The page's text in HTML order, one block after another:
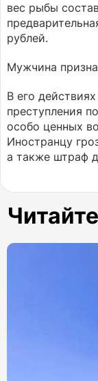
вес рыбы
рублей.
Мужчина
В его
преступления
особо ценных
Иностранцу
а также штраф